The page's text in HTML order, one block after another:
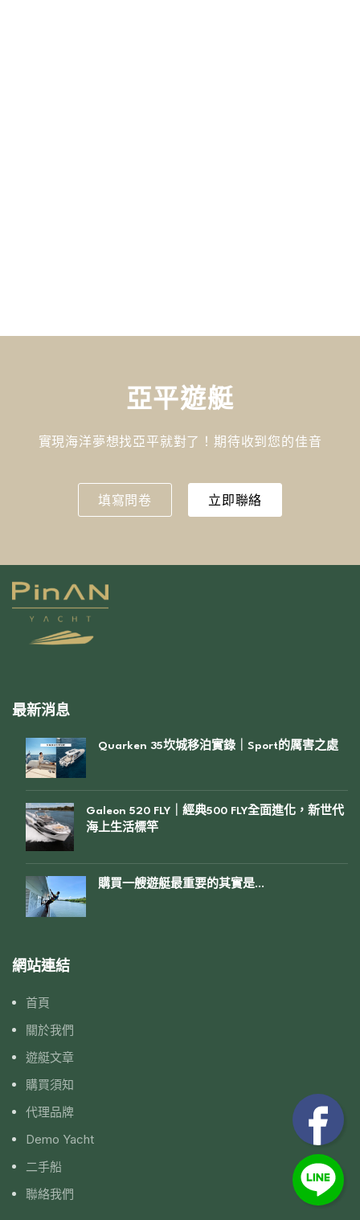
亞平遊艇
實現海洋夢想找亞平就對了！期待收到您的佳音
填寫問卷 立即聯絡
最新消息
Quarken 35坎城移泊實錄｜Sport的厲害之處
Galeon 520 FLY｜經典500 FLY全面進化，新世代
海上生活標竿
購買一艘遊艇最重要的其實是…
網站連結
首頁
關於我們
遊艇文章
購買須知
代理品牌
Demo Yacht
二手船
聯絡我們